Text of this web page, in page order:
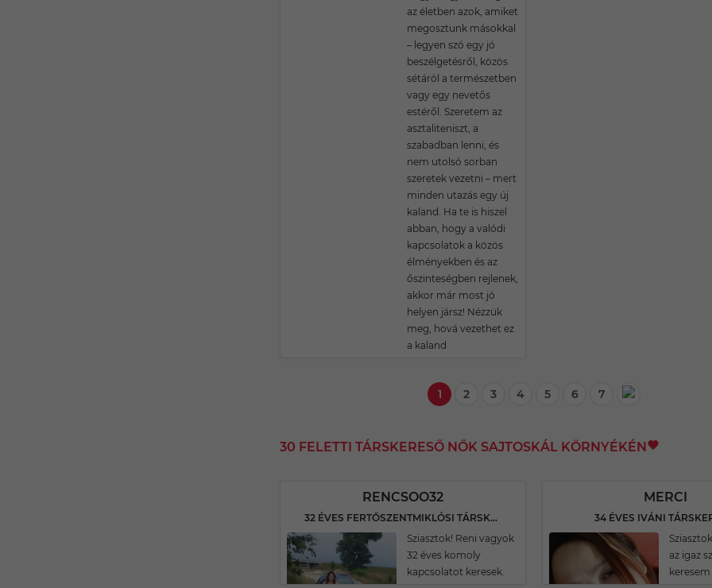
az életben azok, amiket
megosztunk másokkal
– legyen szó egy jó
beszélgetésről, közös
sétáról a természetben
vagy egy nevetős
estéről. Szeretem az
asztaliteniszt, a
szabadban lenni, és
nem utolsó sorban
szeretek vezetni – mert
minden utazás egy új
kaland. Ha te is hiszel
abban, hogy a valódi
kapcsolatok a közös
élményekben és az
őszinteségben rejlenek,
akkor már most jó
helyen jársz! Nézzük
meg, hová vezethet ez
a kaland
1 2 3 4 5 6 7
30 FELETTI TÁRSKERESŐ NŐK SAJTOSKÁL KÖRNYÉKÉN
RENCSOO32
32 ÉVES FERTŐSZENTMIKLÓSI TÁRSKERESŐ
Sziasztok! Reni vagyok
32 éves komoly
kapcsolatot keresek.
MERCI
34 ÉVES IVÁNI
az igaz
keresem